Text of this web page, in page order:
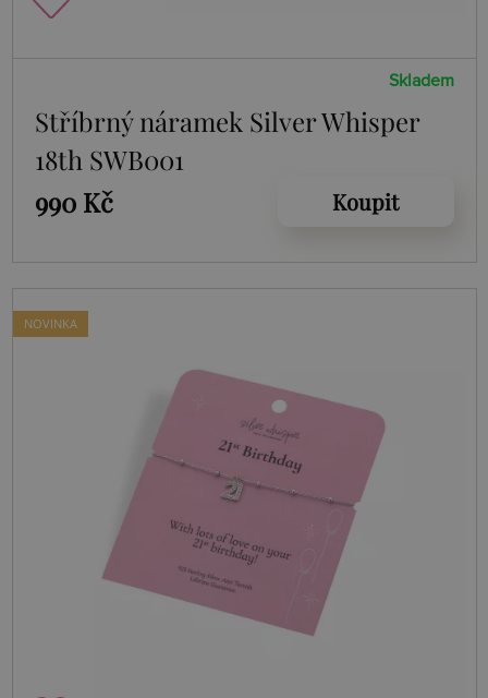
Skladem
Stříbrný náramek Silver Whisper
18th SWB001
990 Kč
Koupit
NOVINKA